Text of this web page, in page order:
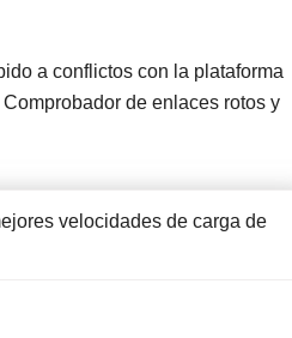
a conflictos con la plataforma
de enlaces rotos y
velocidades de carga de